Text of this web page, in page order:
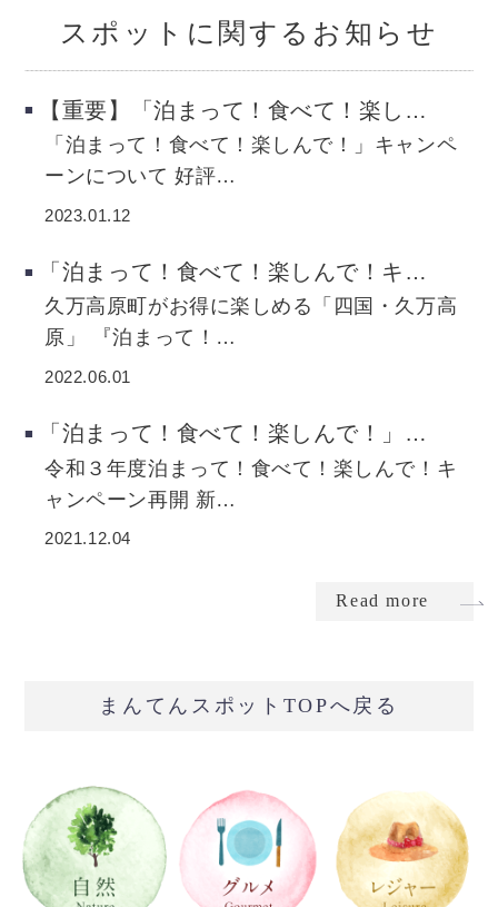
スポットに関するお知らせ
【重要】「泊まって！食べて！楽し…
「泊まって！食べて！楽しんで！」キャンペ
ーンについて 好評…
2023.01.12
「泊まって！食べて！楽しんで！キ…
久万高原町がお得に楽しめる「四国・久万高
原」 『泊まって！…
2022.06.01
「泊まって！食べて！楽しんで！」…
令和３年度泊まって！食べて！楽しんで！キ
ャンペーン再開 新…
2021.12.04
Read more
まんてんスポットTOPへ戻る